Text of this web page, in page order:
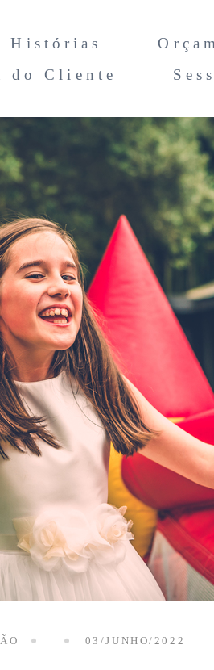
Histórias
do Cliente
03/JUNHO/2022